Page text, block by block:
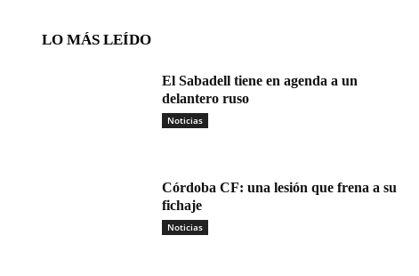
LO MÁS LEÍDO
El Sabadell tiene en agenda a un
delantero ruso
Noticias
Córdoba CF: una lesión que frena a su
fichaje
Noticias